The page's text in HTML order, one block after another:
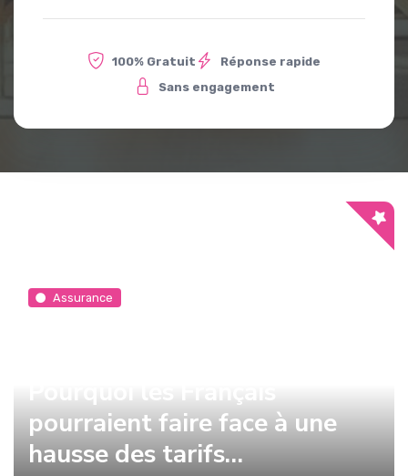
100% Gratuit
Réponse rapide
Sans engagement
Assurance
Pourquoi les Français
pourraient faire face à une
hausse des tarifs…